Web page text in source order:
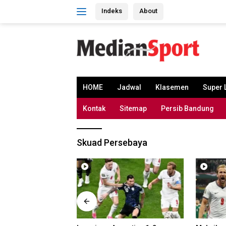
Indeks About
HOME Jadwal Klasemen Super
Kontak Sitemap Persib Bandung
Skuad Persebaya